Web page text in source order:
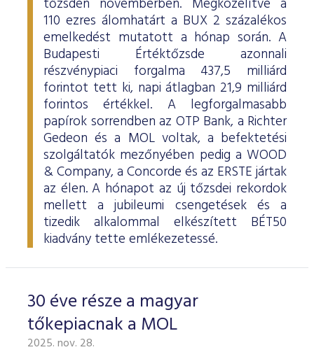
tőzsdén novemberben. Megközelítve a
110 ezres álomhatárt a BUX 2 százalékos
emelkedést mutatott a hónap során. A
Budapesti Értéktőzsde azonnali
részvénypiaci forgalma 437,5 milliárd
forintot tett ki, napi átlagban 21,9 milliárd
forintos értékkel. A legforgalmasabb
papírok sorrendben az OTP Bank, a Richter
Gedeon és a MOL voltak, a befektetési
szolgáltatók mezőnyében pedig a WOOD
& Company, a Concorde és az ERSTE jártak
az élen. A hónapot az új tőzsdei rekordok
mellett a jubileumi csengetések és a
tizedik alkalommal elkészített BÉT50
kiadvány tette emlékezetessé.
30 éve része a magyar
tőkepiacnak a MOL
2025. nov. 28.